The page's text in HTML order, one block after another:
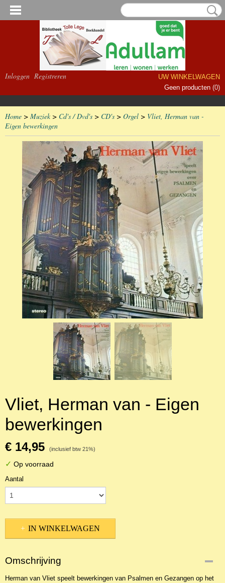
Inloggen Registreren
UW WINKELWAGEN
Geen producten (0)
Home > Muziek> Cd's / Dvd's > CD's > Orgel > Vliet, Herman van -
Eigen bewerkingen
Vliet, Herman van - Eigen
bewerkingen
€ 14,95 (inclusief btw 21%)
✓ Op voorraad
Aantal
IN WINKELWAGEN
Omschrijving
Herman van Vliet speelt bewerkingen van Psalmen en Gezangen op het